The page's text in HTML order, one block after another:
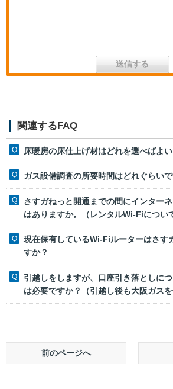
関連するFAQ
床暖房の床仕上げ材はどれを選べばよ
ガス設備調査の所要時間はどれぐらいで
さすガねっと開通までの間にインター
はありますか。（レンタルWi-Fiについ
現在保有しているWi-Fiルーターはさす
すか？
引越しをしますが、口座引き落としに
は必要ですか？（引越し後も大阪ガスを
前のページへ